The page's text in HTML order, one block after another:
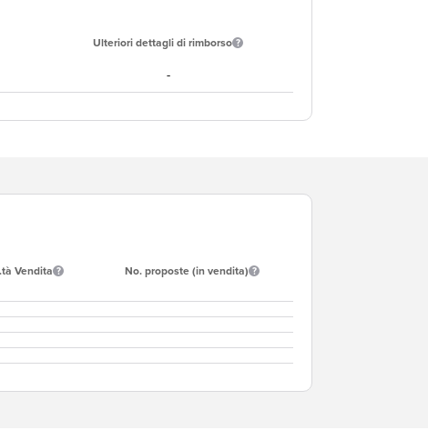
Ulteriori dettagli di rimborso
-
Vendita No. proposte (in vendita)